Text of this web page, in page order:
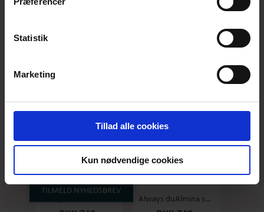
Statistik
Marketing
Tillad alle cookies
Kun nødvendige cookies
Always duAlmina short sleeve Red
TILMELD NYHEDSBREV